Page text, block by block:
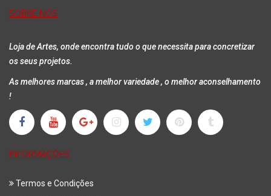
SOBRE NÓS
Loja de Artes, onde encontra tudo o que necessita para concretizar
os seus projetos.
As melhores marcas , a melhor variedade , o melhor aconselhamento
!
INFORMAÇÕES
Termos e Condições